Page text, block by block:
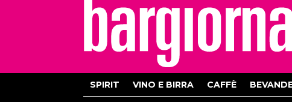
SPIRIT VINO E BIRRA CAFFÈ